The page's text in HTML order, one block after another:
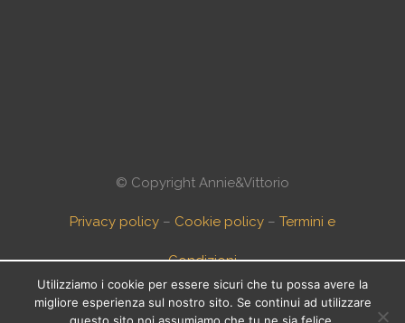
© Copyright Annie&Vittorio
Privacy policy – Cookie policy – Termini e
Condizioni
Utilizziamo i cookie per essere sicuri che tu possa avere la
migliore esperienza sul nostro sito. Se continui ad utilizzare